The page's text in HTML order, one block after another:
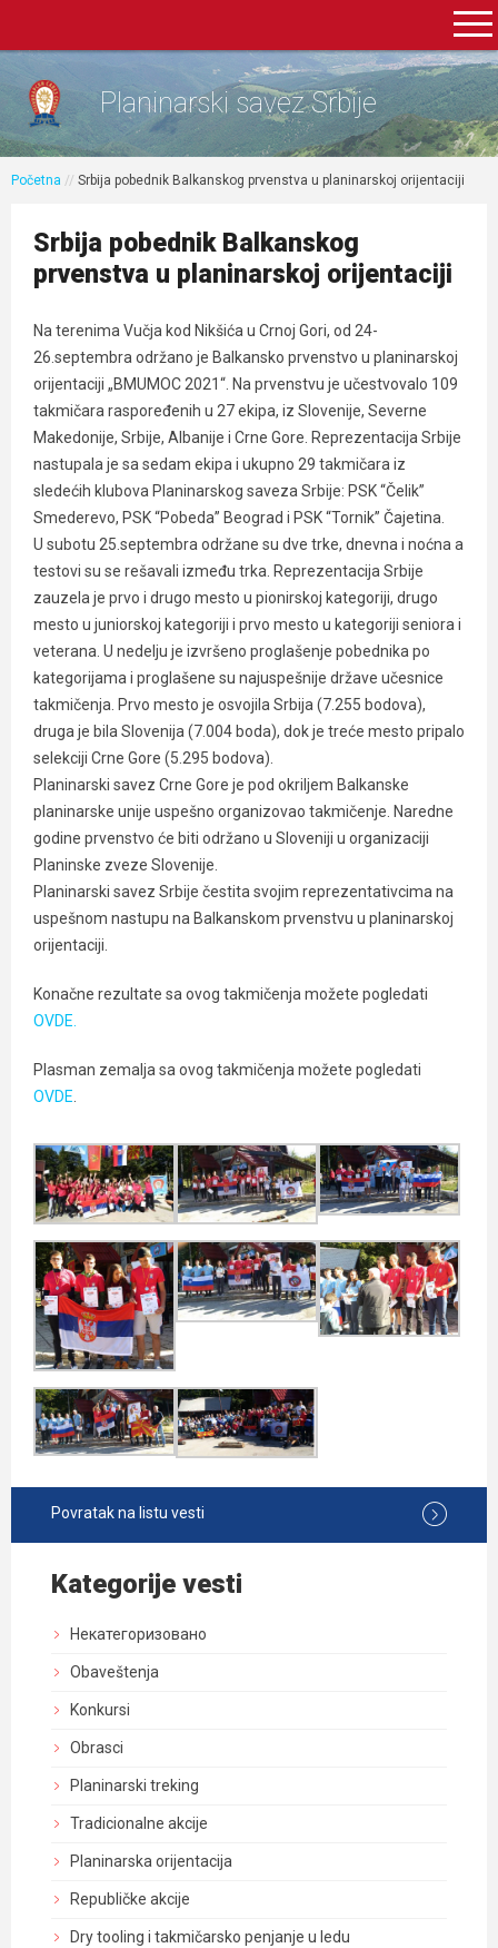
Planinarski savez Srbije
Početna // Srbija pobednik Balkanskog prvenstva u planinarskoj orijentaciji
Srbija pobednik Balkanskog
prvenstva u planinarskoj orijentaciji
Na terenima Vučja kod Nikšića u Crnoj Gori, od 24-
26.septembra održano je Balkansko prvenstvo u planinarskoj
orijentaciji „BMUMOC 2021“. Na prvenstvu je učestvovalo 109
takmičara raspoređenih u 27 ekipa, iz Slovenije, Severne
Makedonije, Srbije, Albanije i Crne Gore. Reprezentacija Srbije
nastupala je sa sedam ekipa i ukupno 29 takmičara iz
sledećih klubova Planinarskog saveza Srbije: PSK “Čelik”
Smederevo, PSK “Pobeda” Beograd i PSK “Tornik” Čajetina.
U subotu 25.septembra održane su dve trke, dnevna i noćna a
testovi su se rešavali između trka. Reprezentacija Srbije
zauzela je prvo i drugo mesto u pionirskoj kategoriji, drugo
mesto u juniorskoj kategoriji i prvo mesto u kategoriji seniora i
veterana. U nedelju je izvršeno proglašenje pobednika po
kategorijama i proglašene su najuspešnije države učesnice
takmičenja. Prvo mesto je osvojila Srbija (7.255 bodova),
druga je bila Slovenija (7.004 boda), dok je treće mesto pripalo
selekciji Crne Gore (5.295 bodova).
Planinarski savez Crne Gore je pod okriljem Balkanske
planinarske unije uspešno organizovao takmičenje. Naredne
godine prvenstvo će biti održano u Sloveniji u organizaciji
Planinske zveze Slovenije.
Planinarski savez Srbije čestita svojim reprezentativcima na
uspešnom nastupu na Balkanskom prvenstvu u planinarskoj
orijentaciji.
Konačne rezultate sa ovog takmičenja možete pogledati
OVDE.
Plasman zemalja sa ovog takmičenja možete pogledati
OVDE
Povratak na listu vesti
Kategorije vesti
Некатегоризовано
Obaveštenja
Konkursi
Obrasci
Planinarski treking
Tradicionalne akcije
Planinarska orijentacija
Republičke akcije
Dry tooling i takmičarsko penjanje u ledu